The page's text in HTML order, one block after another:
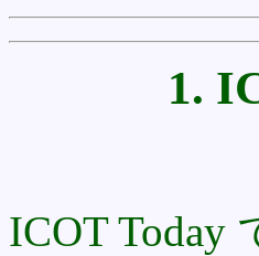
1.
ICOT Today